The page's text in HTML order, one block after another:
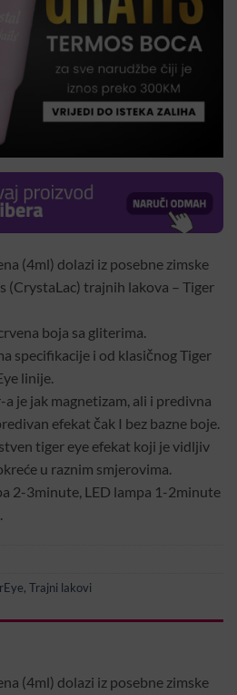
(4ml) dolazi iz posebne zimske
(CrystaLac) trajnih lakova – Tiger
boja sa gliterima.
specifikacije i od klasičnog Tiger
linije.
je jak magnetizam, ali i predivna
efekat čak I bez bazne boje.
tiger eye efekat koji je vidljiv
u raznim smjerovima.
2-3minute, LED lampa 1-2minute
, Trajni lakovi
(4ml) dolazi iz posebne zimske